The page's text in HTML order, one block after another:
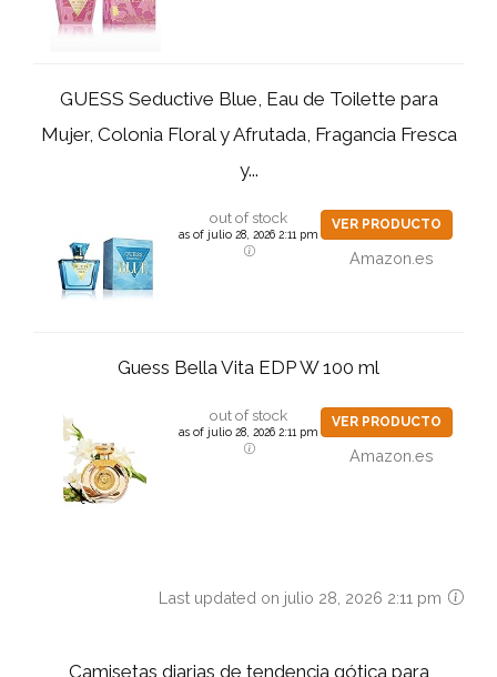
GUESS Seductive Blue, Eau de Toilette para
Mujer, Colonia Floral y Afrutada, Fragancia Fresca
y...
out of stock
as of julio 28, 2026 2:11 pm
VER PRODUCTO
Amazon.es
Guess Bella Vita EDP W 100 ml
out of stock
as of julio 28, 2026 2:11 pm
VER PRODUCTO
Amazon.es
Last updated on julio 28, 2026 2:11 pm
Camisetas diarias de tendencia gótica para